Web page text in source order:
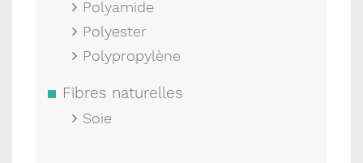
Polyamide
Polyester
Polypropylène
Fibres naturelles
Soie